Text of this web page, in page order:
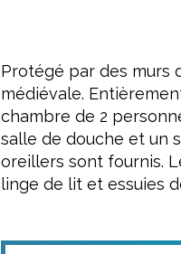
Protégé par des murs
médiévale.
chambre de 2
salle de douche et un
oreillers sont fournis.
linge de lit et essuies